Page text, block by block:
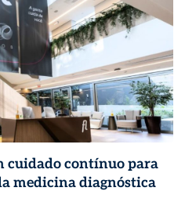
cuidado contínuo para
medicina diagnóstica